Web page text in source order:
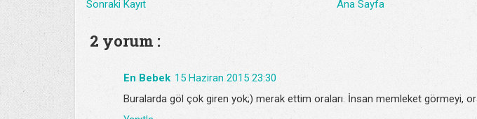
Sonraki Kayıt Ana Sayfa
2 yorum :
En Bebek 15 Haziran 2015 23:30
Buralarda göl çok giren yok;) merak ettim oraları. İnsan memleket görmeyi,